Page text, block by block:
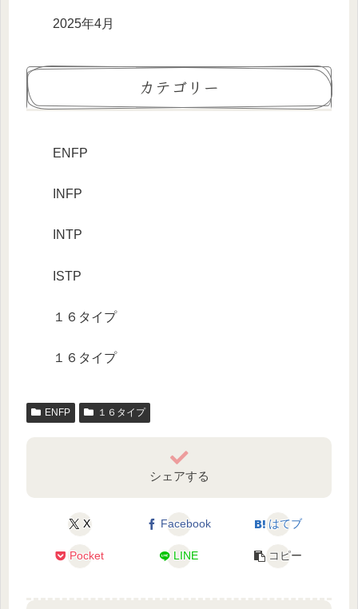
2025年4月
カテゴリー
ENFP
INFP
INTP
ISTP
１６タイプ
１６タイプ
ENFP １６タイプ
シェアする
X Facebook はてブ
Pocket LINE コピー